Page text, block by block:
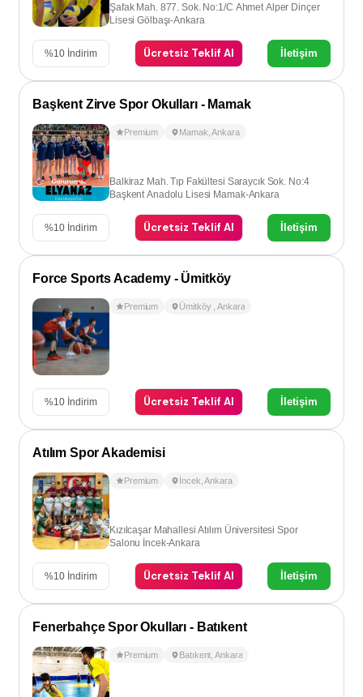
Şafak Mah. 877. Sok. No:1/C Ahmet Alper Dinçer
Lisesi Gölbaşı-Ankara
%10 İndirim Ücretsiz Teklif Al İletişim
Başkent Zirve Spor Okulları - Mamak
Premium Mamak ,Ankara
Balkiraz Mah. Tıp Fakültesi Saraycık Sok. No:4
Başkent Anadolu Lisesi Mamak-Ankara
%10 İndirim Ücretsiz Teklif Al İletişim
Force Sports Academy - Ümitköy
Premium Ümitköy ,Ankara
%10 İndirim Ücretsiz Teklif Al İletişim
Atılım Spor Akademisi
Premium İncek ,Ankara
Kızılcaşar Mahallesi Atılım Üniversitesi Spor
Salonu İncek-Ankara
%10 İndirim Ücretsiz Teklif Al İletişim
Fenerbahçe Spor Okulları - Batıkent
Premium Batıkent ,Ankara